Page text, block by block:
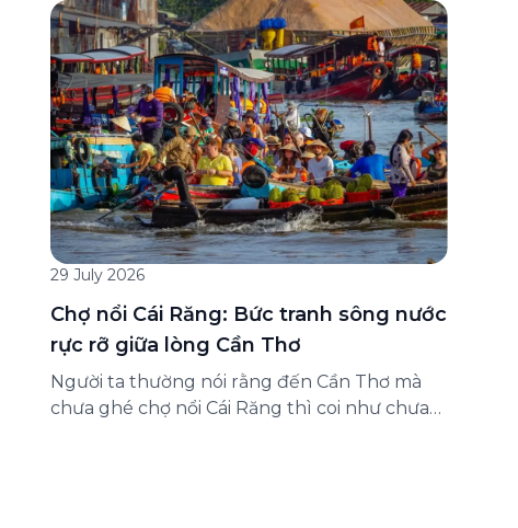
đăng ký ở đâu? Bài viết dưới đây sẽ hướng
dẫn chi tiết cách tham gia (và hủy tham gia)
gói bảo hiểm này ngay trên ứng dụng Green
SM, cùng những lưu ý quan trọng trước khi
[…]
29 July 2026
Chợ nổi Cái Răng: Bức tranh sông nước
rực rỡ giữa lòng Cần Thơ
Người ta thường nói rằng đến Cần Thơ mà
chưa ghé chợ nổi Cái Răng thì coi như chưa